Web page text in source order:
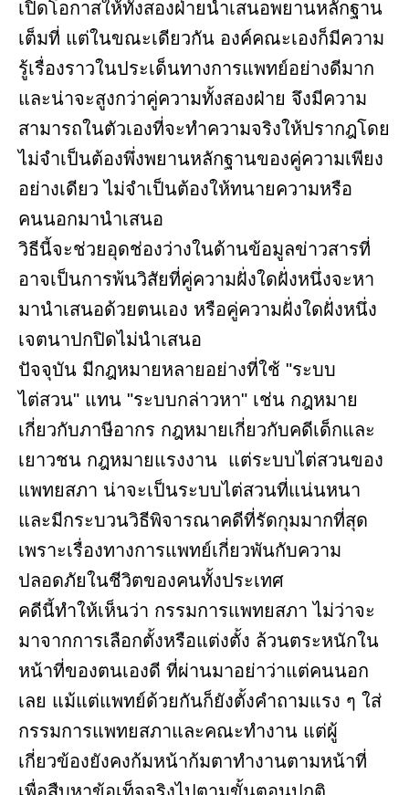
เปิดโอกาสให้ทั้งสองฝ่ายนำเสนอพยานหลักฐาน
เต็มที่ แต่ในขณะเดียวกัน องค์คณะเองก็มีความ
รู้เรื่องราวในประเด็นทางการแพทย์อย่างดีมาก
และน่าจะสูงกว่าคู่ความทั้งสองฝ่าย จึงมีความ
สามารถในตัวเองที่จะทำความจริงให้ปรากฎโดย
ไม่จำเป็นต้องพึ่งพยานหลักฐานของคู่ความเพียง
อย่างเดียว ไม่จำเป็นต้องให้ทนายความหรือ
คนนอกมานำเสนอ
วิธีนี้จะช่วยอุดช่องว่างในด้านข้อมูลข่าวสารที่
อาจเป็นการพ้นวิสัยที่คู่ความฝั่งใดฝั่งหนึ่งจะหา
มานำเสนอด้วยตนเอง หรือคู่ความฝั่งใดฝั่งหนึ่ง
เจตนาปกปิดไม่นำเสนอ
ปัจจุบัน มีกฎหมายหลายอย่างที่ใช้ "ระบบ
ไต่สวน" แทน "ระบบกล่าวหา" เช่น กฎหมาย
เกี่ยวกับภาษีอากร กฎหมายเกี่ยวกับคดีเด็กและ
เยาวชน กฎหมายแรงงาน แต่ระบบไต่สวนของ
แพทยสภา น่าจะเป็นระบบไต่สวนที่แน่นหนา
และมีกระบวนวิธีพิจารณาคดีที่รัดกุมมากที่สุด
เพราะเรื่องทางการแพทย์เกี่ยวพันกับความ
ปลอดภัยในชีวิตของคนทั้งประเทศ
คดีนี้ทำให้เห็นว่า กรรมการแพทยสภา ไม่ว่าจะ
มาจากการเลือกตั้งหรือแต่งตั้ง ล้วนตระหนักใน
หน้าที่ของตนเองดี ที่ผ่านมาอย่าว่าแต่คนนอก
เลย แม้แต่แพทย์ด้วยกันก็ยังตั้งคำถามแรง ๆ ใส่
กรรมการแพทยสภาและคณะทำงาน แต่ผู้
เกี่ยวข้องยังคงก้มหน้าก้มตาทำงานตามหน้าที่